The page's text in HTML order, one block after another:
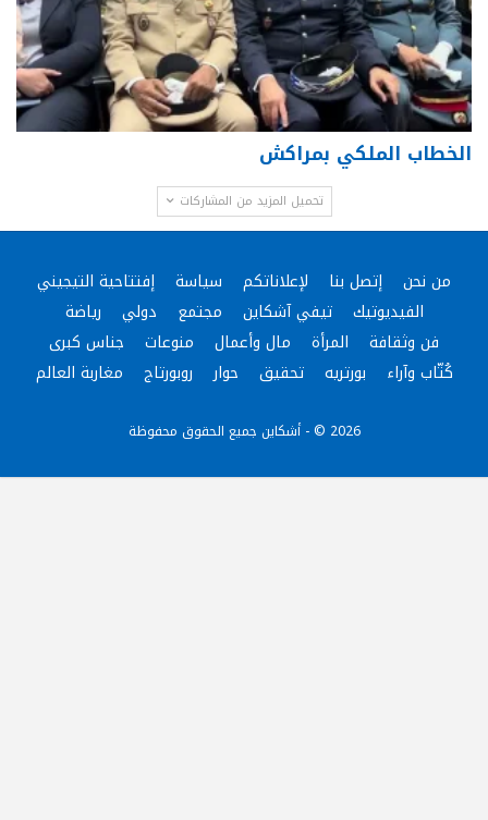
الخطاب الملكي بمراكش
تحميل المزيد من المشاركات
من نحن إتصل بنا لإعلاناتكم سياسة
إفتتاحية التيجيني
الفيديوتيك
تيفي آشكاين مجتمع دولي
رياضة
فن وثقافة
المرأة مال وأعمال منوعات
جناس كبرى
كُتّاب وآراء
بورتريه تحقيق حوار روبورتاج مغاربة العالم
2026 © - أشكاين جميع الحقوق محفوظة